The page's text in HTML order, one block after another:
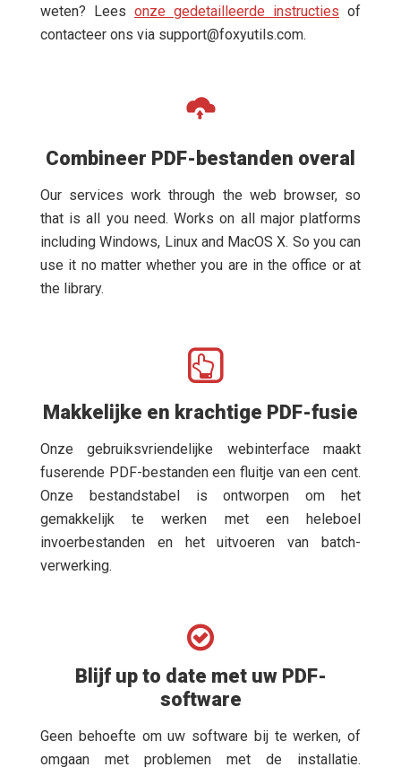
weten? Lees onze gedetailleerde instructies of
contacteer ons via support@foxyutils.com.
Combineer PDF-bestanden overal
Our services work through the web browser, so
that is all you need. Works on all major platforms
including Windows, Linux and MacOS X. So you can
use it no matter whether you are in the office or at
the library.
Makkelijke en krachtige PDF-fusie
Onze gebruiksvriendelijke webinterface maakt
fuserende PDF-bestanden een fluitje van een cent.
Onze bestandstabel is ontworpen om het
gemakkelijk te werken met een heleboel
invoerbestanden en het uitvoeren van batch-
verwerking.
Blijf up to date met uw PDF-
software
Geen behoefte om uw software bij te werken, of
omgaan met problemen met de installatie.